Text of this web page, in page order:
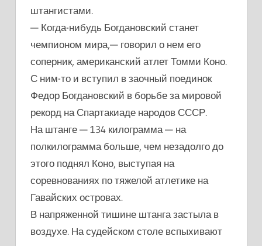
штангистами.
— Когда-нибудь Богдановский станет
чемпионом мира,— говорил о нем его
соперник, американский атлет Томми Коно.
С ним-то и вступил в заочный поединок
Федор Богдановский в борьбе за мировой
рекорд на Спартакиаде народов СССР.
На штанге — 134 килограмма — на
полкилограмма больше, чем незадолго до
этого поднял Коно, выступая на
соревнованиях по тяжелой атлетике на
Гавайских островах.
В напряженной тишине штанга застыла в
воздухе. На судейском столе вспыхивают